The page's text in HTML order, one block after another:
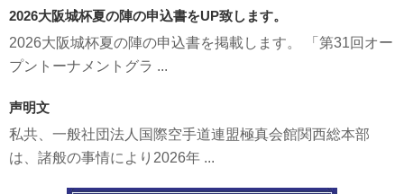
2026大阪城杯夏の陣の申込書をUP致します。
2026大阪城杯夏の陣の申込書を掲載します。 「第31回オー
プントーナメントグラ ...
声明文
私共、一般社団法人国際空手道連盟極真会館関西総本部
は、諸般の事情により2026年 ...